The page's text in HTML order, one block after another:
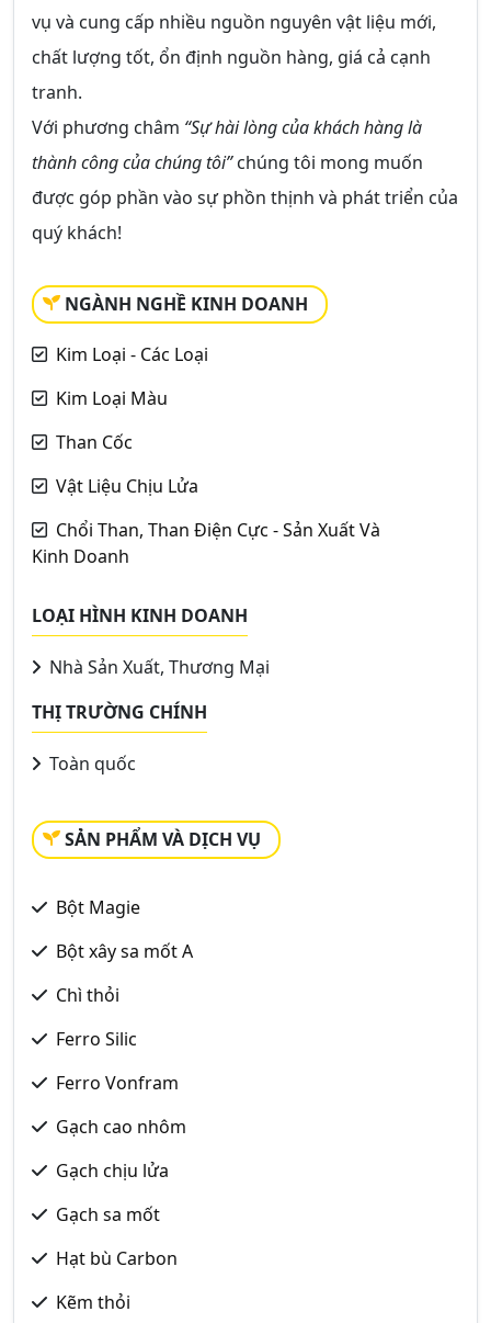
vụ và cung cấp nhiều nguồn nguyên vật liệu mới,
chất lượng tốt, ổn định nguồn hàng, giá cả cạnh
tranh.
Với phương châm “Sự hài lòng của khách hàng là
thành công của chúng tôi”chúng tôi mong muốn
được góp phần vào sự phồn thịnh và phát triển của
quý khách!
NGÀNH NGHỀ KINH DOANH
Kim Loại - Các Loại
Kim Loại Màu
Than Cốc
Vật Liệu Chịu Lửa
Chổi Than, Than Điện Cực - Sản Xuất Và
Kinh Doanh
LOẠI HÌNH KINH DOANH
Nhà Sản Xuất, Thương Mại
THỊ TRƯỜNG CHÍNH
Toàn quốc
SẢN PHẨM VÀ DỊCH VỤ
Bột Magie
Bột xây sa mốt A
Chì thỏi
Ferro Silic
Ferro Vonfram
Gạch cao nhôm
Gạch chịu lửa
Gạch sa mốt
Hạt bù Carbon
Kẽm thỏi